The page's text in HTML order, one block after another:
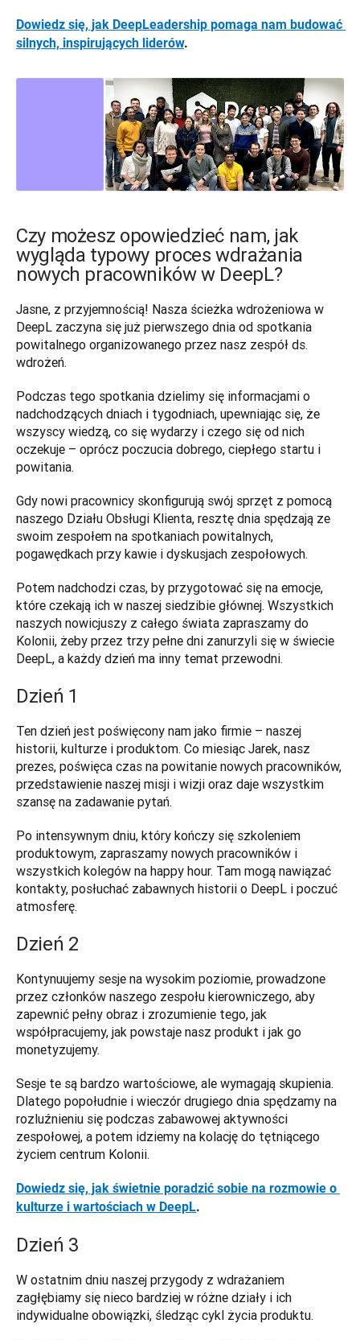
Dowiedz się, jak DeepLeadership pomaga nam budować
silnych, inspirujących liderów.
Czy możesz opowiedzieć nam, jak
wygląda typowy proces wdrażania
nowych pracowników w DeepL?
Jasne, z przyjemnością! Nasza ścieżka wdrożeniowa w
DeepL zaczyna się już pierwszego dnia od spotkania
powitalnego organizowanego przez nasz zespół ds.
wdrożeń.
Podczas tego spotkania dzielimy się informacjami o
nadchodzących dniach i tygodniach, upewniając się, że
wszyscy wiedzą, co się wydarzy i czego się od nich
oczekuje – oprócz poczucia dobrego, ciepłego startu i
powitania.
Gdy nowi pracownicy skonfigurują swój sprzęt z pomocą
naszego Działu Obsługi Klienta, resztę dnia spędzają ze
swoim zespołem na spotkaniach powitalnych,
pogawędkach przy kawie i dyskusjach zespołowych.
Potem nadchodzi czas, by przygotować się na emocje,
które czekają ich w naszej siedzibie głównej. Wszystkich
naszych nowicjuszy z całego świata zapraszamy do
Kolonii, żeby przez trzy pełne dni zanurzyli się w świecie
DeepL, a każdy dzień ma inny temat przewodni.
Dzień 1
Ten dzień jest poświęcony nam jako firmie – naszej
historii, kulturze i produktom. Co miesiąc Jarek, nasz
prezes, poświęca czas na powitanie nowych pracowników,
przedstawienie naszej misji i wizji oraz daje wszystkim
szansę na zadawanie pytań.
Po intensywnym dniu, który kończy się szkoleniem
produktowym, zapraszamy nowych pracowników i
wszystkich kolegów na happy hour. Tam mogą nawiązać
kontakty, posłuchać zabawnych historii o DeepL i poczuć
atmosferę.
Dzień 2
Kontynuujemy sesje na wysokim poziomie, prowadzone
przez członków naszego zespołu kierowniczego, aby
zapewnić pełny obraz i zrozumienie tego, jak
współpracujemy, jak powstaje nasz produkt i jak go
monetyzujemy.
Sesje te są bardzo wartościowe, ale wymagają skupienia.
Dlatego popołudnie i wieczór drugiego dnia spędzamy na
rozluźnieniu się podczas zabawowej aktywności
zespołowej, a potem idziemy na kolację do tętniącego
życiem centrum Kolonii.
Dowiedz się, jak świetnie poradzić sobie na rozmowie o
kulturze i wartościach w DeepL.
Dzień 3
W ostatnim dniu naszej przygody z wdrażaniem
zagłębiamy się nieco bardziej w różne działy i ich
indywidualne obowiązki, śledząc cykl życia produktu.